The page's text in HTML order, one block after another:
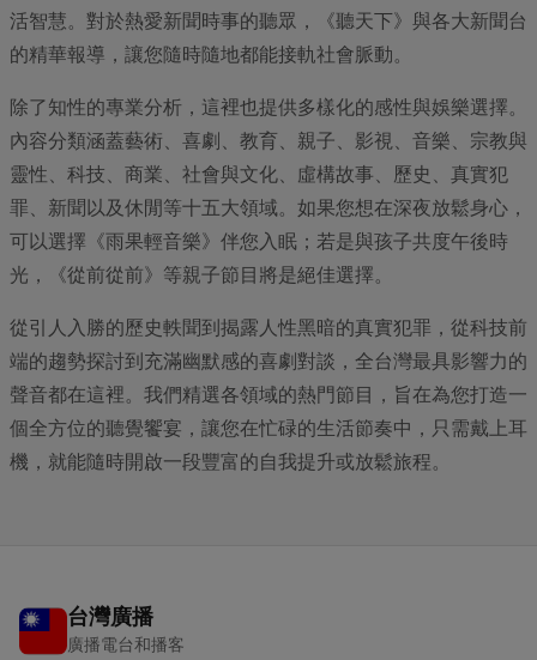
活智慧。對於熱愛新聞時事的聽眾，《聽天下》與各大新聞台
的精華報導，讓您隨時隨地都能接軌社會脈動。
除了知性的專業分析，這裡也提供多樣化的感性與娛樂選擇。
內容分類涵蓋藝術、喜劇、教育、親子、影視、音樂、宗教與
靈性、科技、商業、社會與文化、虛構故事、歷史、真實犯
罪、新聞以及休閒等十五大領域。如果您想在深夜放鬆身心，
可以選擇《雨果輕音樂》伴您入眠；若是與孩子共度午後時
光，《從前從前》等親子節目將是絕佳選擇。
從引人入勝的歷史軼聞到揭露人性黑暗的真實犯罪，從科技前
端的趨勢探討到充滿幽默感的喜劇對談，全台灣最具影響力的
聲音都在這裡。我們精選各領域的熱門節目，旨在為您打造一
個全方位的聽覺饗宴，讓您在忙碌的生活節奏中，只需戴上耳
機，就能隨時開啟一段豐富的自我提升或放鬆旅程。
台灣廣播
廣播電台和播客